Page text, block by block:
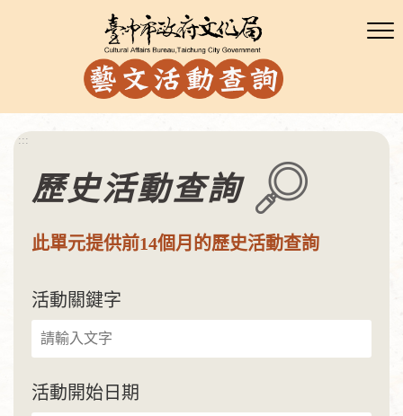
:::
歷史活動查詢
此單元提供前14個月的歷史活動查詢
活動關鍵字
活動開始日期